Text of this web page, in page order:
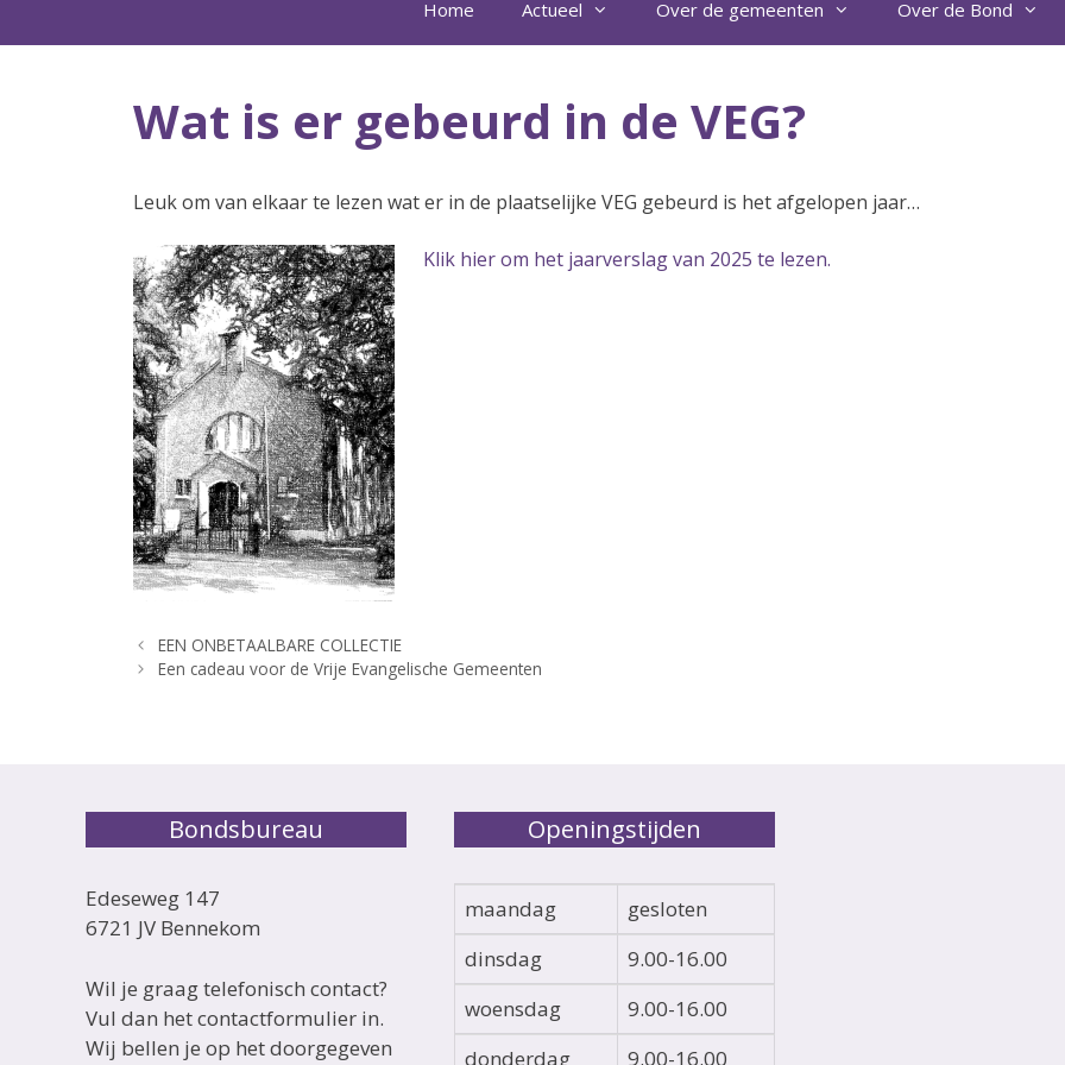
Home Actueel Over de gemeenten Over de Bond
Wat is er gebeurd in de VEG?
Leuk om van elkaar te lezen wat er in de plaatselijke VEG gebeurd is het afgelopen jaar…
Klik hier om het jaarverslag van 2025 te lezen.
EEN ONBETAALBARE COLLECTIE
Een cadeau voor de Vrije Evangelische Gemeenten
Bondsbureau
Edeseweg 147
6721 JV Bennekom
Wil je graag telefonisch contact?
Vul dan het contactformulier in.
Wij bellen je op het doorgegeven
Openingstijden
maandag
gesloten
dinsdag
9.00-16.00
woensdag
9.00-16.00
donderdag
9.00-16.00